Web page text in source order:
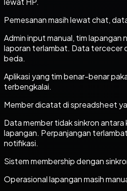
Pemesanan masih lewat chat,
Admin input manual, tim lapangan
laporan terlambat. Data tercecer
beda.
Aplikasi yang tim benar-benar
terbengkalai.
Member dicatat di spreadsheet
Data member tidak sinkron antara
lapangan. Perpanjangan
notifikasi.
Sistem membership dengan
Operasional lapangan masih